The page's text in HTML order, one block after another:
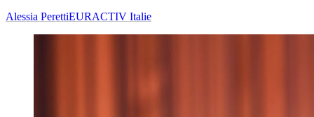
Alessia PerettiEURACTIV Italie